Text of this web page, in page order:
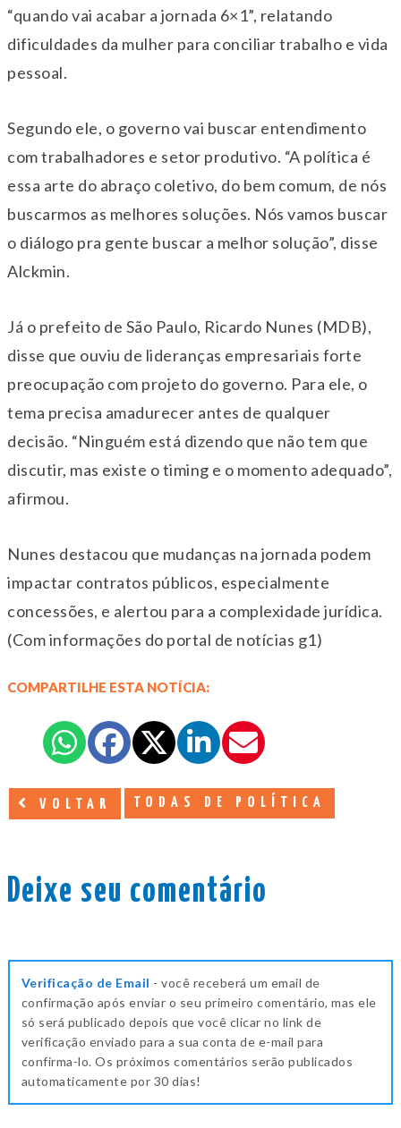
“quando vai acabar a jornada 6×1”, relatando
dificuldades da mulher para conciliar trabalho e vida
pessoal.
Segundo ele, o governo vai buscar entendimento
com trabalhadores e setor produtivo. “A política é
essa arte do abraço coletivo, do bem comum, de nós
buscarmos as melhores soluções. Nós vamos buscar
o diálogo pra gente buscar a melhor solução”, disse
Alckmin.
Já o prefeito de São Paulo, Ricardo Nunes (MDB),
disse que ouviu de lideranças empresariais forte
preocupação com projeto do governo. Para ele, o
tema precisa amadurecer antes de qualquer
decisão. “Ninguém está dizendo que não tem que
discutir, mas existe o timing e o momento adequado”,
afirmou.
Nunes destacou que mudanças na jornada podem
impactar contratos públicos, especialmente
concessões, e alertou para a complexidade jurídica.
(Com informações do portal de notícias g1)
COMPARTILHE ESTA NOTÍCIA:
VOLTAR TODAS DE POLÍTICA
Deixe seu comentário
Verificação de Email - você receberá um email de
confirmação após enviar o seu primeiro comentário, mas ele
só será publicado depois que você clicar no link de
verificação enviado para a sua conta de e-mail para
confirma-lo. Os próximos comentários serão publicados
automaticamente por 30 dias!